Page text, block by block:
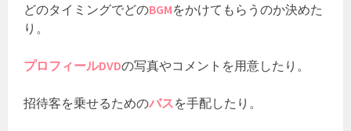
どのタイミングでどのBGMをかけてもらうのか決めた
り。
プロフィールDVDの写真やコメントを用意したり。
招待客を乗せるためのバス を手配したり。